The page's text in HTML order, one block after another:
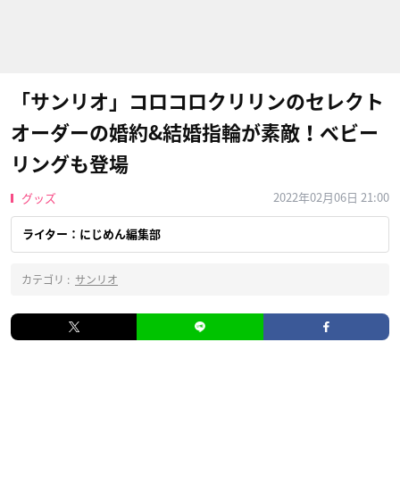
「サンリオ」コロコロクリリンのセレクト
オーダーの婚約&結婚指輪が素敵！ベビー
リングも登場
グッズ 2022年02月06日 21:00
ライター：にじめん編集部
カテゴリ : サンリオ